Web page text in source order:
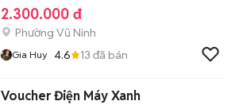
2.300.000 đ
Phường Vũ Ninh
Gia Huy 4.6 13 đã bán
Voucher Điện Máy Xanh